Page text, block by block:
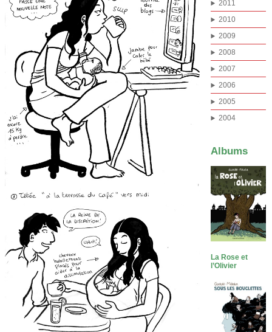
2011
2010
2009
2008
2007
2006
2005
2004
Albums
La Rose et
l’Olivier